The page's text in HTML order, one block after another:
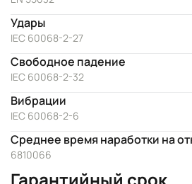
Удары
IEC 60068-2-27
Свободное падение
IEC 60068-2-32
Вибрации
IEC 60068-2-6
Среднее время наработки на
6810066